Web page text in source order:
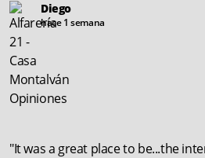
Diego
hace 1 semana
"It was a great place to be...the